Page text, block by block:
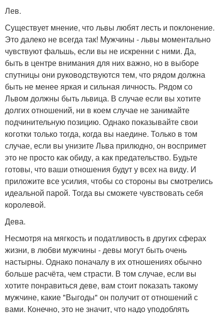
Лев.
Существует мнение, что львы любят лесть и поклонение.
Это далеко не всегда так! Мужчины - львы моментально
чувствуют фальшь, если вы не искренни с ними. Да,
быть в центре внимания для них важно, но в выборе
спутницы они руководствуются тем, что рядом должна
быть не менее яркая и сильная личность. Рядом со
Львом должны быть львица. В случае если вы хотите
долгих отношений, ни в коем случае не занимайте
подчинительную позицию. Однако показывайте свои
коготки только тогда, когда вы наедине. Только в том
случае, если вы унизите Льва прилюдно, он воспримет
это не просто как обиду, а как предательство. Будьте
готовы, что ваши отношения будут у всех на виду. И
приложите все усилия, чтобы со стороны вы смотрелись
идеальной парой. Тогда вы сможете чувствовать себя
королевой.
Дева.
Несмотря на мягкость и податливость в других сферах
жизни, в любви мужчины - девы могут быть очень
настырны. Однако поначалу в их отношениях обычно
больше расчёта, чем страсти. В том случае, если вы
хотите понравиться деве, вам стоит показать такому
мужчине, какие "Выгоды" он получит от отношений с
вами. Конечно, это не значит, что надо уподоблять